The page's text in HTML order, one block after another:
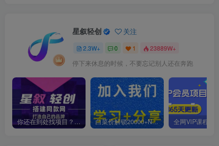
星叙轻创 关注
2.3W+ 0 1 23889W+
停下来休息的时候，不要忘记别人还在奔跑
你还在到处找项目？还在当韭菜？我靠卖项目一个月收入5万+，曾经我也是个失败者。 白菜价解锁20000+N个赚钱机会，加入星叙轻创会员，全站资源免费学习。